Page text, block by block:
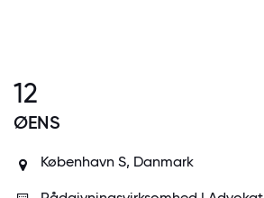
12
ØENS
København S, Danmark